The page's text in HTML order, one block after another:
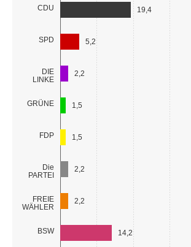
CDU
SPD
DIE
LINKE
GRÜNE
FDP
Die
PARTEI
FREIE
WÄHLER
BSW
19,4
5,2
2,2
1,5
1,5
2,2
2,2
14,2